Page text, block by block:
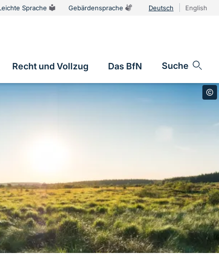
Sprache Gebärdensprache Deutsch English
Recht und Vollzug Das BfN Suche